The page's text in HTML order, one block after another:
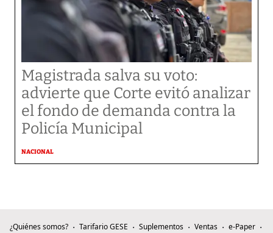
Magistrada salva su voto:
advierte que Corte evitó analizar
el fondo de demanda contra la
Policía Municipal
NACIONAL
¿Quiénes somos? Tarifario GESE Suplementos Ventas
e-Paper